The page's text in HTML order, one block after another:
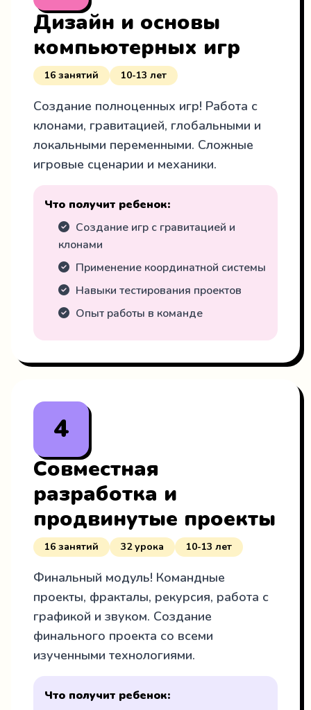
Дизайн и основы
компьютерных игр
16 занятий 10-13 лет
Создание полноценных игр! Работа с
клонами, гравитацией, глобальными и
локальными переменными. Сложные
игровые сценарии и механики.
Что получит ребенок:
Создание игр с гравитацией и
клонами
Применение координатной системы
Навыки тестирования проектов
Опыт работы в команде
4
Совместная
разработка и
продвинутые проекты
16 занятий 32 урока 10-13 лет
Финальный модуль! Командные
проекты, фракталы, рекурсия, работа с
графикой и звуком. Создание
финального проекта со всеми
изученными технологиями.
Что получит ребенок: